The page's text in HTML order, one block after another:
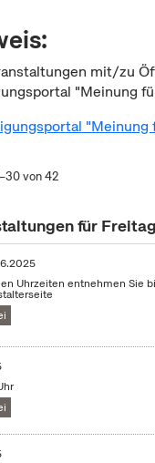
mit/zu
"Meinung
"Meinung
von 42
für
Uhrzeiten entnehmen Sie